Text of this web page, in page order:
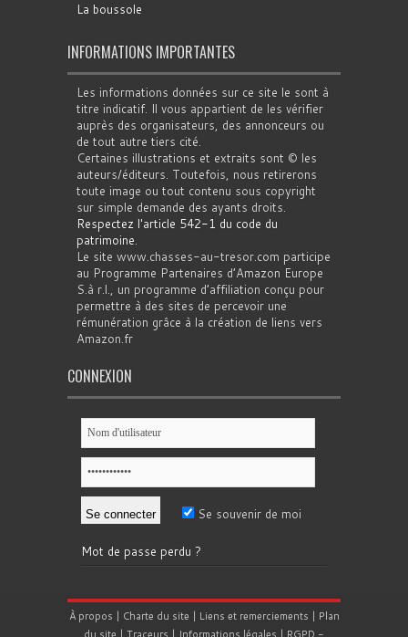
La boussole
INFORMATIONS IMPORTANTES
Les informations données sur ce site le sont à
titre indicatif. Il vous appartient de les vérifier
auprès des organisateurs, des annonceurs ou
de tout autre tiers cité.
Certaines illustrations et extraits sont © les
auteurs/éditeurs. Toutefois, nous retirerons
toute image ou tout contenu sous copyright
sur simple demande des ayants droits.
Respectez l'article 542-1 du code du
patrimoine.
Le site www.chasses-au-tresor.com participe
au Programme Partenaires d’Amazon Europe
S.à r.l., un programme d’affiliation conçu pour
permettre à des sites de percevoir une
rémunération grâce à la création de liens vers
Amazon.fr
CONNEXION
Se souvenir de moi
Mot de passe perdu ?
À propos | Charte du site | Liens et remerciements | Plan